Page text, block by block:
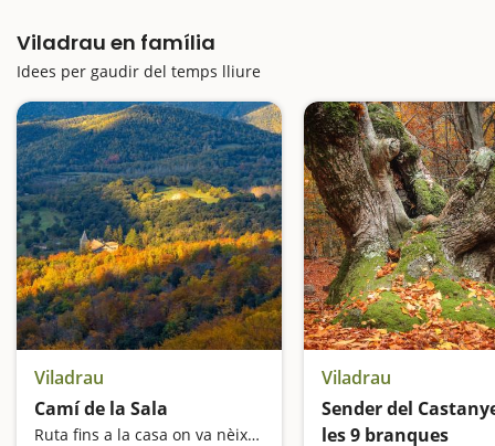
Viladrau en família
Idees per gaudir del temps lliure
Viladrau
Camí de la Sala
Ruta fins a la casa on va nèixer el bandoler Serrallonga
Viladrau
Sender del
les 9 branques